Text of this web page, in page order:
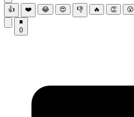
👍 ❤️ 😂 😍 👎 🔥 👏 😮
0